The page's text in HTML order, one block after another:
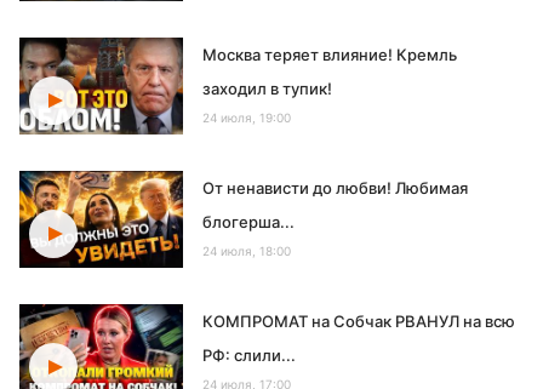
Москва теряет влияние! Кремль
заходил в тупик!
24 июля, 19:00
От ненависти до любви! Любимая
блогерша...
24 июля, 18:00
КОМПРОМАТ на Собчак РВАНУЛ на всю
РФ: слили...
24 июля, 17:00